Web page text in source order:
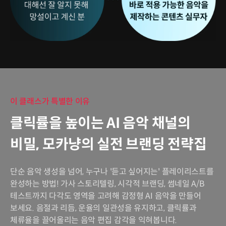
이 클래스가 특별한 이유
클릭률을 높이는 AI 음악 채널의
비밀, 모카냥의 실전 브랜딩 전략집
단순 음악 생성을 넘어, 누구나 '듣고 싶어지는' 플레이리스트를
완성하는 방법! 가사 스토리텔링, 시각적 브랜딩, 썸네일 A/B
테스트까지 다각도 영역을 고려해 감정형 AI 음악을 만들어
보세요. 음절과 리듬, 운율의 일관성을 유지하고, 클릭률과
체류율을 끌어올리는 음악 편집 감각을 익혀봅니다.